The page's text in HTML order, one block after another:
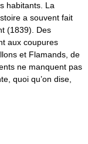
habitants. La
a souvent fait
(1839). Des
aux coupures
et Flamands, de
ne manquent pas
quoi qu’on dise,